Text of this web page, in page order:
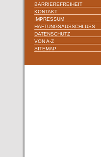
BARRIEREFREIHEIT
KONTAKT
IMPRESSUM
HAFTUNGSAUSSCHLUSS
DATENSCHUTZ
VON A-Z
SITEMAP